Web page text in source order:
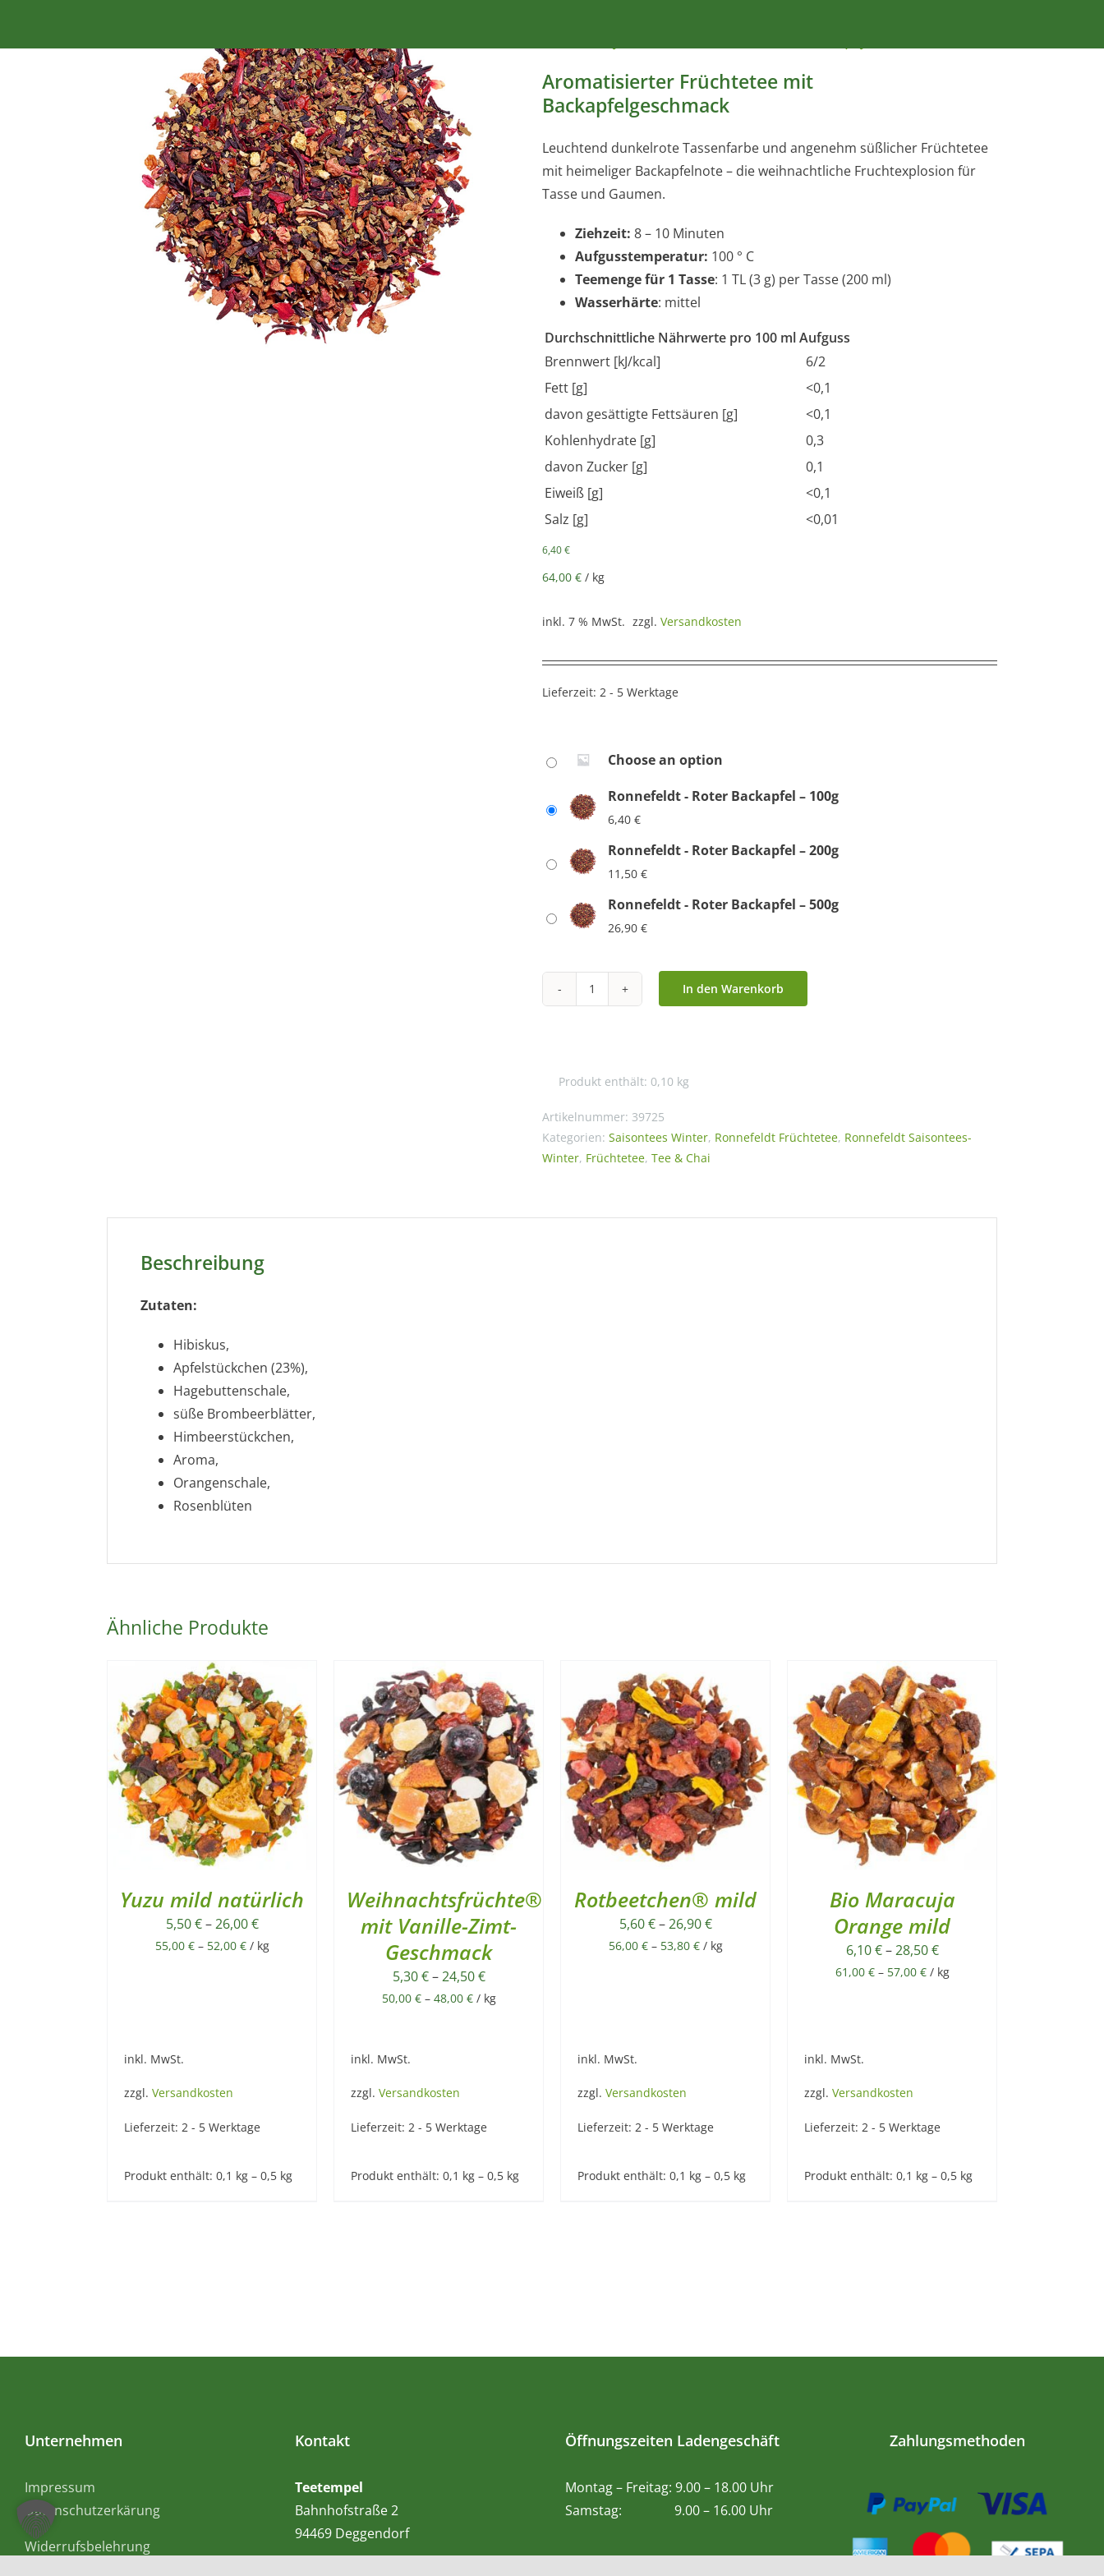
Aromatisierter Früchtetee mit
Backapfelgeschmack
Leuchtend dunkelrote Tassenfarbe und angenehm süßlicher Früchtetee
mit heimeliger Backapfelnote – die weihnachtliche Fruchtexplosion für
Tasse und Gaumen.
Ziehzeit: 8 – 10 Minuten
Aufgusstemperatur: 100 ° C
Teemenge für 1 Tasse: 1 TL (3 g) per Tasse (200 ml)
Wasserhärte: mittel
Durchschnittliche Nährwerte pro 100 ml Aufguss
Brennwert [kJ/kcal]
6/2
Fett [g]
<0,1
davon gesättigte Fettsäuren [g]
<0,1
Kohlenhydrate [g]
0,3
davon Zucker [g]
0,1
Eiweiß [g]
<0,1
Salz [g]
<0,01
6,40€
64,00 € / kg
inkl. 7 % MwSt. zzgl. Versandkosten
Lieferzeit: 2 - 5 Werktage
Choose an option
Ronnefeldt - Roter Backapfel – 100g
6,40 €
Ronnefeldt - Roter Backapfel – 200g
11,50 €
Ronnefeldt - Roter Backapfel – 500g
26,90 €
Ronnefeldt
Menge
In den Warenkorb
Produkt enthält: 0,10 kg
Artikelnummer: 39725
Kategorien: Saisontees Winter, Ronnefeldt Früchtetee, Ronnefeldt Saisontees-
Winter, Früchtetee, Tee & Chai
Beschreibung
Zutaten:
Hibiskus,
Apfelstückchen (23%),
Hagebuttenschale,
süße Brombeerblätter,
Himbeerstückchen,
Aroma,
Orangenschale,
Rosenblüten
Ähnliche Produkte
Yuzu mild natürlich
5,50€–26,00€
55,00 €– 52,00 €/ kg
inkl. MwSt.
zzgl. Versandkosten
Lieferzeit: 2 - 5 Werktage
Produkt enthält: 0,1 kg – 0,5 kg
Weihnachtsfrüchte®
mit Vanille-Zimt-
Geschmack
5,30€–24,50€
50,00 €– 48,00 €/ kg
inkl. MwSt.
zzgl. Versandkosten
Lieferzeit: 2 - 5 Werktage
Produkt enthält: 0,1 kg – 0,5 kg
Rotbeetchen® mild
5,60€–26,90€
56,00 €– 53,80 €/ kg
inkl. MwSt.
zzgl. Versandkosten
Lieferzeit: 2 - 5 Werktage
Produkt enthält: 0,1 kg – 0,5 kg
Bio Maracuja
Orange mild
6,10€–28,50€
61,00 €– 57,00 €/ kg
inkl. MwSt.
zzgl. Versandkosten
Lieferzeit: 2 - 5 Werktage
Produkt enthält: 0,1 kg – 0,5 kg
Unternehmen
Impressum
Datenschutzerkärung
Widerrufsbelehrung
Kontakt
Teetempel
Bahnhofstraße 2
94469 Deggendorf
Öffnungszeiten Ladengeschäft
Montag – Freitag: 9.00 – 18.00 Uhr
Samstag: 9.00 – 16.00 Uhr
Zahlungsmethoden